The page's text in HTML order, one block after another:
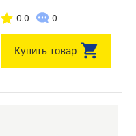
0.0 0
Купить товар